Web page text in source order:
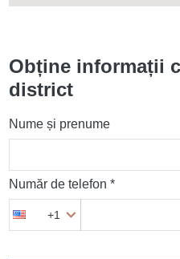
Obține informații
district
Nume și prenume
Număr de telefon *
+1